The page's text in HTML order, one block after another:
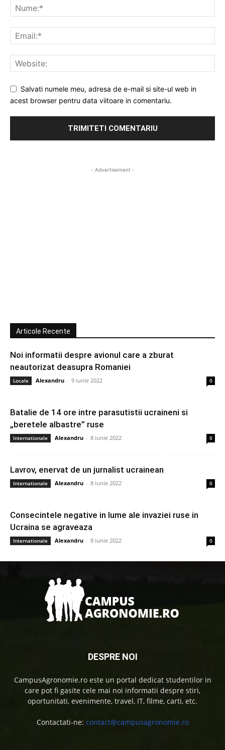
Salvati numele meu, adresa de e-mail si site-ul web in
acest browser pentru data viitoare in comentariu.
- Advertisement -
Articole Recente
Noi informatii despre avionul care a zburat
neautorizat deasupra Romaniei
Locale Alexandru - 9 iunie 2022 0
Batalie de 14 ore intre parasutistii ucraineni si
„beretele albastre” ruse
Internationale Alexandru - 8 iunie 2022 0
Lavrov, enervat de un jurnalist ucrainean
Internationale Alexandru - 8 iunie 2022 0
Consecintele negative in lume ale invaziei ruse in
Ucraina se agraveaza
Internationale Alexandru - 8 iunie 2022 0
DESPRE NOI
CampusAgronomie.ro este un portal dedicat studentilor in
care pot fi gasite cele mai noi informatii despre stiri,
oportunitati, evenimente, travel, IT, filme, carti, etc.
Contactati-ne: contact@campusagronomie.ro